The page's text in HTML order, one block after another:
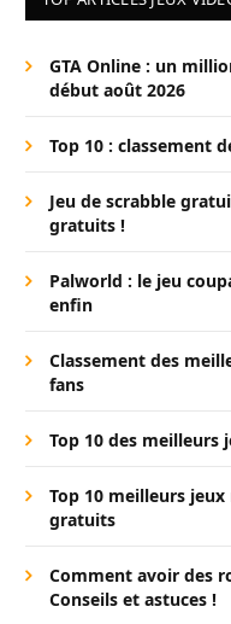
GTA Online : un
début août 2026
Top 10 : classement
Jeu de scrabble
gratuits !
Palworld : le jeu
enfin
Classement des
fans
Top 10 des meilleurs
Top 10 meilleurs
gratuits
Comment avoir des
Conseils et astuces !